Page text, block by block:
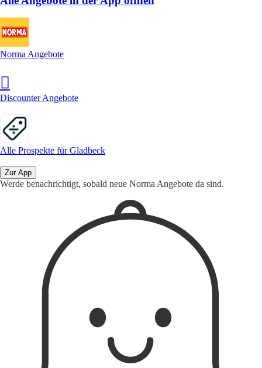
Norma Angebote
Discounter Angebote
Alle Prospekte für Gladbeck
Zur App
Werde benachrichtigt, sobald neue Norma Angebote da sind.